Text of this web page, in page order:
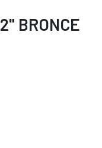
BRONCE